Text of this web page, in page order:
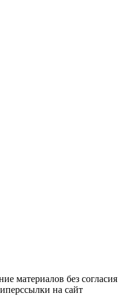
материалов без согласия
на сайт